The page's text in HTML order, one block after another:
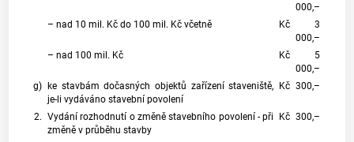
000,–
– nad 10 mil. Kč do 100 mil. Kč včetně
Kč
3
000,–
– nad 100 mil. Kč
Kč
5
000,–
g) ke stavbám dočasných objektů zařízení staveniště,
je-li vydáváno stavební povolení
Kč 300,–
2. Vydání rozhodnutí o změně stavebního povolení - při
změně v průběhu stavby
Kč 300,–